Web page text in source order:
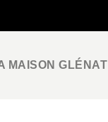
MAISON GLÉNAT